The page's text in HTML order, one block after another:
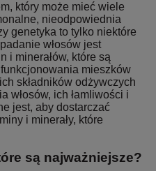
który może mieć wiele
nieodpowiednia
genetyka to tylko niektóre
włosów jest
i minerałów, które są
mieszków
składników odżywczych
włosów, ich łamliwości i
jest, aby dostarczać
i minerały, które
są najważniejsze?